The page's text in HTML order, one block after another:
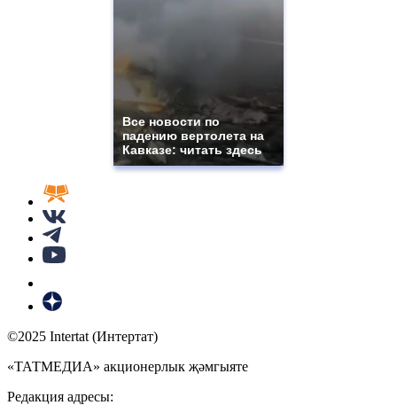
Все новости по
падению вертолета на
Кавказе: читать здесь
©2025 Intertat (Интертат)
«ТАТМЕДИА» акционерлык җәмгыяте
Редакция адресы: